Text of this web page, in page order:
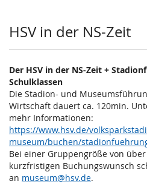
HSV in der NS-Zeit
Der HSV in der NS-Zeit +
Schulklassen
Die Stadion- und
Wirtschaft dauert ca. 120min.
mehr Informationen:
https://www.hsv.de/
museum/buchen/
Bei einer Gruppengröße von
kurzfristigen Buchungswunsch
an museum@hsv.de.